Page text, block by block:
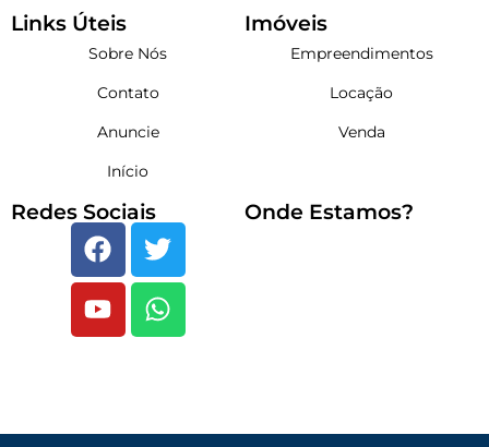
Links Úteis
Sobre Nós
Contato
Anuncie
Início
Imóveis
Empreendimentos
Locação
Venda
Redes Sociais Onde Estamos?